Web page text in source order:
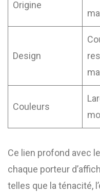
Origine
Design
Couleurs
Ce lien profond avec
chaque porteur
telles que la ténacité,